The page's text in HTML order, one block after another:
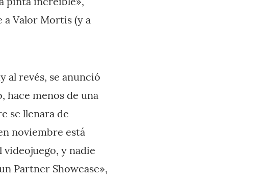
a Valor Mortis (y a
al revés, se anunció
hace menos de una
se llenara de
noviembre está
y nadie
Partner Showcase»,